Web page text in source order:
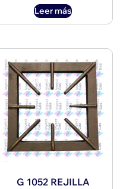
Leer más
G 1052 REJILLA